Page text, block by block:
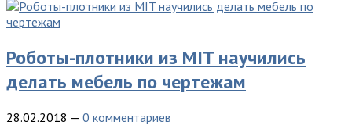
Роботы-плотники из MIT научились
делать мебель по чертежам
28.02.2018 — 0 комментариев